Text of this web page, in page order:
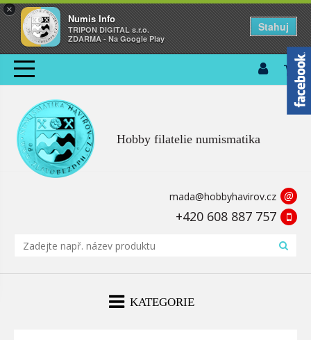
×
Numis Info
TRIPON DIGITAL s.r.o.
ZDARMA - Na Google Play
Stahuj
Hobby filatelie numismatika
mada@hobbyhavirov.cz @
+420 608 887 757
KATEGORIE